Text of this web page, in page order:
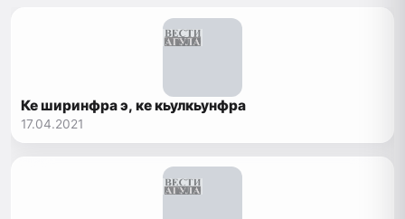
Ке ширинфра э, ке кьулкьунфра
17.04.2021